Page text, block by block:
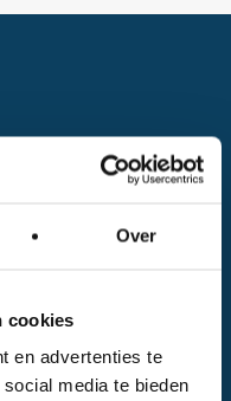
Over
cookies
en advertenties te
media te bieden